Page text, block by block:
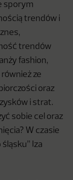
sporym
trendów i
trendów
fashion,
ze
oraz
i strat.
sobie cel oraz
W czasie
Iza